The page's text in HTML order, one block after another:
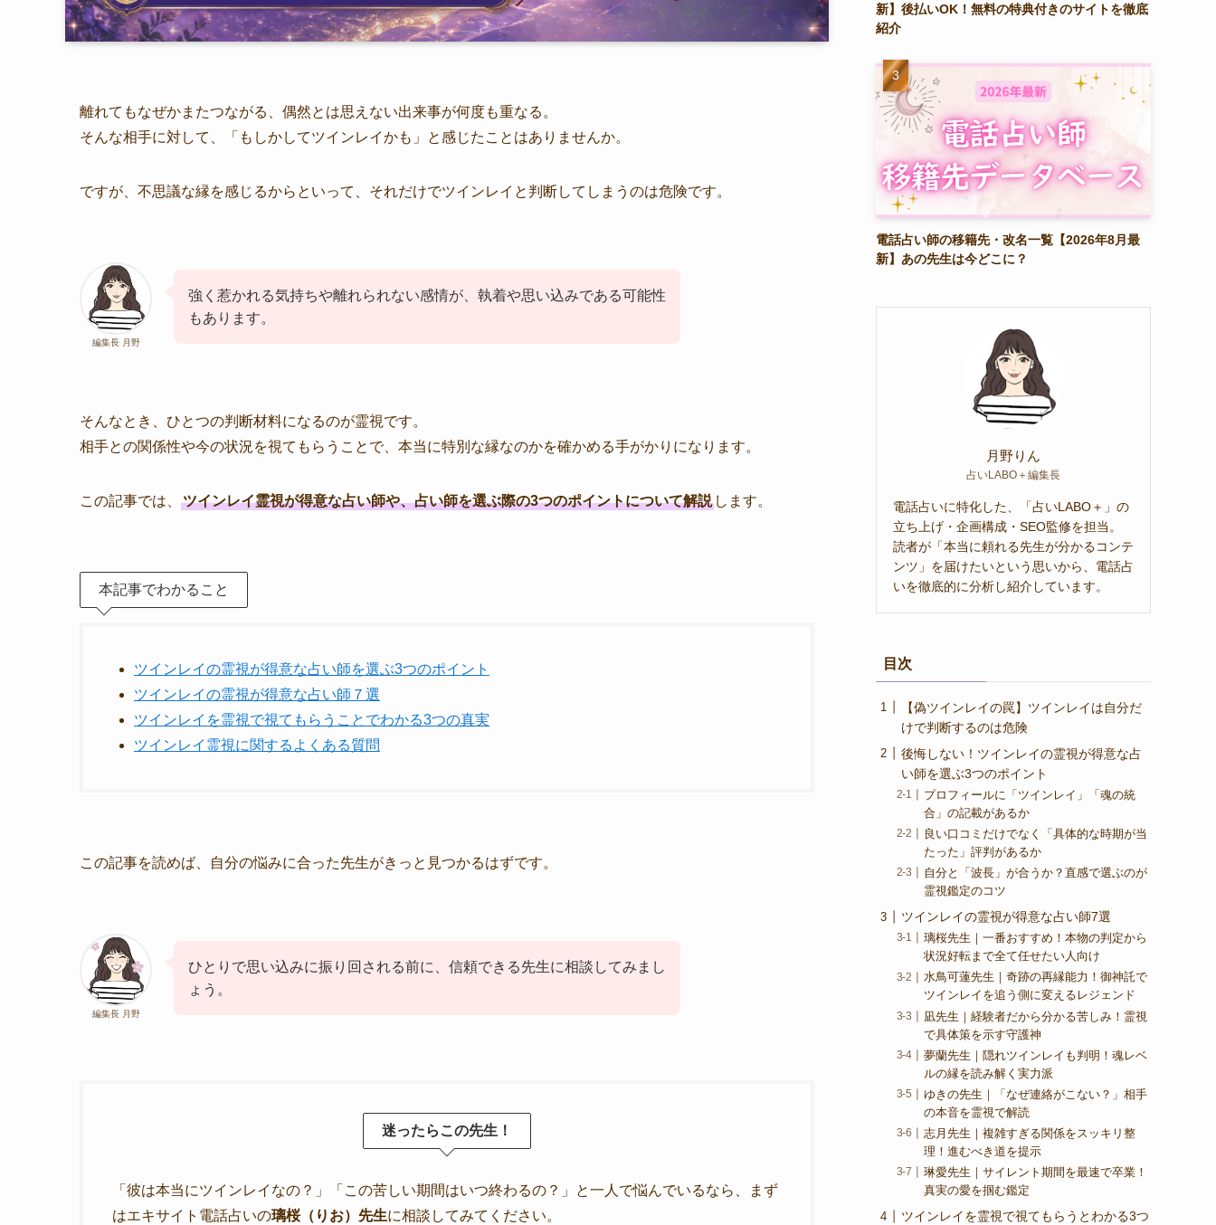
離れてもなぜかまたつながる、偶然とは思えない出来事が何度も重なる。
そんな相手に対して、「もしかしてツインレイかも」と感じたことはありませんか。
ですが、不思議な縁を感じるからといって、それだけでツインレイと判断してしまうのは危険です。
編集長 月野
強く惹かれる気持ちや離れられない感情が、執着や思い込みである可能性
もあります。
そんなとき、ひとつの判断材料になるのが霊視です。
相手との関係性や今の状況を視てもらうことで、本当に特別な縁なのかを確かめる手がかりになります。
この記事では、 ツインレイ霊視が得意な占い師や、占い師を選ぶ際の3つのポイントについて解説 します。
本記事でわかること
ツインレイの霊視が得意な占い師を選ぶ3つのポイント
ツインレイの霊視が得意な占い師７選
ツインレイを霊視で視てもらうことでわかる3つの真実
ツインレイ霊視に関するよくある質問
この記事を読めば、自分の悩みに合った先生がきっと見つかるはずです。
編集長 月野
ひとりで思い込みに振り回される前に、信頼できる先生に相談してみまし
ょう。
迷ったらこの先生！
「彼は本当にツインレイなの？」「この苦しい期間はいつ終わるの？」と一人で悩んでいるなら、まず
はエキサイト電話占いの璃桜（りお）先生に相談してみてください。
新】後払いOK！無料の特典付きのサイトを徹底
紹介
電話占い師の移籍先・改名一覧【2026年8月最
新】あの先生は今どこに？
月野りん
占いLABO＋編集長
電話占いに特化した、「占いLABO＋」の
立ち上げ・企画構成・SEO監修を担当。
読者が「本当に頼れる先生が分かるコンテ
ンツ」を届けたいという思いから、電話占
いを徹底的に分析し紹介しています。
目次
【偽ツインレイの罠】ツインレイは自分だ
けで判断するのは危険
後悔しない！ツインレイの霊視が得意な占
い師を選ぶ3つのポイント
プロフィールに「ツインレイ」「魂の統
合」の記載があるか
良い口コミだけでなく「具体的な時期が当
たった」評判があるか
自分と「波長」が合うか？直感で選ぶのが
霊視鑑定のコツ
ツインレイの霊視が得意な占い師7選
璃桜先生｜一番おすすめ！本物の判定から
状況好転まで全て任せたい人向け
水鳥可蓮先生｜奇跡の再縁能力！御神託で
ツインレイを追う側に変えるレジェンド
凪先生｜経験者だから分かる苦しみ！霊視
で具体策を示す守護神
夢蘭先生｜隠れツインレイも判明！魂レベ
ルの縁を読み解く実力派
ゆきの先生｜「なぜ連絡がこない？」相手
の本音を霊視で解読
志月先生｜複雑すぎる関係をスッキリ整
理！進むべき道を提示
琳愛先生｜サイレント期間を最速で卒業！
真実の愛を掴む鑑定
ツインレイを霊視で視てもらうとわかる3つ